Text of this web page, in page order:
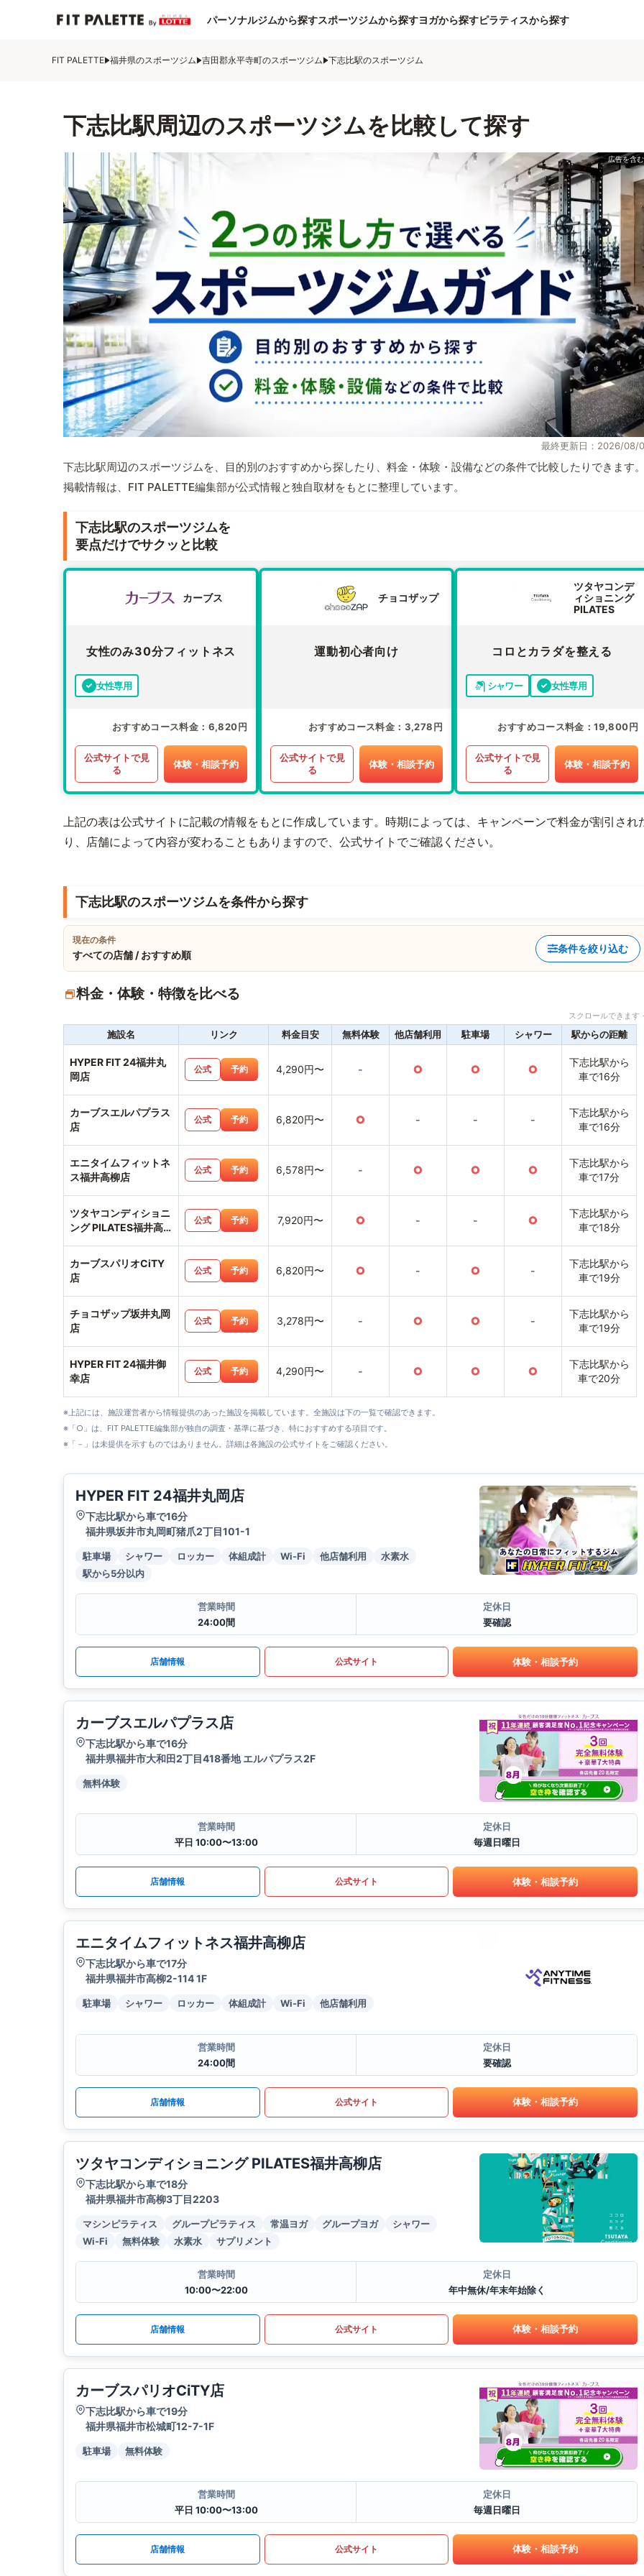
パーソナルジムから探すスポーツジムから探すヨガから探すピラティスから探す
FIT PALETTE 福井県のスポーツジム 吉田郡永平寺町のスポーツジム 下志比駅のスポーツジム
下志比駅周辺のスポーツジムを比較して探す
最終更新日：2026/08/
下志比駅周辺のスポーツジムを、目的別のおすすめから探したり、料金・体験・設備などの条件で比較したりできます
掲載情報は、FIT PALETTE編集部が公式情報と独自取材をもとに整理しています。
下志比駅のスポーツジムを
要点だけでサクッと比較
カーブス
女性のみ30分フィットネス
女性専用
おすすめコース料金 6,820円
公式サイトで見
る
体験・相談予約
チョコザップ
運動初心者向け
おすすめコース料金 3,278円
公式サイトで見
る
体験・相談予約
ツタヤコンデ
ィショニング
PILATES
コロとカラダを整える
シャワー 女性専用
おすすめコース料金 19,800円
公式サイトで見
る
体験・相談予約
上記の表は公式サイトに記載の情報をもとに作成しています。時期によっては、キャンペーンで料金が割引され
り、店舗によって内容が変わることもありますので、公式サイトでご確認ください。
下志比駅のスポーツジムを条件から探す
現在の条件
すべての店舗 / おすすめ順
条件を絞り込む
料金・体験・特徴を比べる
スクロールできま
施設名 リンク 料金目安 無料体験 他店舗利用 駐車場 シャワー 駅からの距離
HYPER FIT 24福井丸
岡店
公式 予約 4,290円〜 - ○ ○ ○
下志比駅から
車で16分
カーブスエルパプラス
店
公式 予約 6,820円〜 ○ - - -
下志比駅から
車で16分
エニタイムフィットネ
ス福井高柳店
公式 予約 6,578円〜 - ○ ○ ○
下志比駅から
車で17分
ツタヤコンディショニ
ング PILATES福井高
公式 予約 7,920円〜 ○ - - ○
下志比駅から
車で18分
カーブスパリオCiTY
店
公式 予約 6,820円〜 ○ - ○ -
下志比駅から
車で19分
チョコザップ坂井丸岡
店
公式 予約 3,278円〜 - ○ ○ -
下志比駅から
車で19分
HYPER FIT 24福井御
幸店
公式 予約 4,290円〜 - ○ ○ ○
下志比駅から
車で20分
※上記には、施設運営者から情報提供のあった施設を掲載しています。全施設は下の一覧で確認できます。
※「○」は、FIT PALETTE編集部が独自の調査・基準に基づき、特におすすめする項目です。
※「－」は未提供を示すものではありません。詳細は各施設の公式サイトをご確認ください。
HYPER FIT 24福井丸岡店
下志比駅から車で16分
福井県坂井市丸岡町猪爪2丁目101-1
駐車場 シャワー ロッカー 体組成計 Wi-Fi 他店舗利用
水素水
駅から5分以内
営業時間
24:00間
定休日
要確認
店舗情報 公式サイト 体験・相談予約
カーブスエルパプラス店
下志比駅から車で16分
福井県福井市大和田2丁目418番地 エルパプラス2F
無料体験
営業時間
平日 10:00〜13:00
定休日
毎週日曜日
店舗情報 公式サイト 体験・相談予約
エニタイムフィットネス福井高柳店
下志比駅から車で17分
福井県福井市高柳2-114 1F
駐車場 シャワー ロッカー 体組成計 Wi-Fi 他店舗利用
営業時間
24:00間
定休日
要確認
店舗情報 公式サイト 体験・相談予約
ツタヤコンディショニング PILATES福井高柳店
下志比駅から車で18分
福井県福井市高柳3丁目2203
マシンピラティス グループピラティス 常温ヨガ グループヨガ
シャワー
Wi-Fi
無料体験 水素水 サプリメント
営業時間
10:00〜22:00
定休日
年中無休/年末年始除く
店舗情報 公式サイト 体験・相談予約
カーブスパリオCiTY店
下志比駅から車で19分
福井県福井市松城町12-7-1F
駐車場 無料体験
営業時間
平日 10:00〜13:00
定休日
毎週日曜日
店舗情報 公式サイト 体験・相談予約